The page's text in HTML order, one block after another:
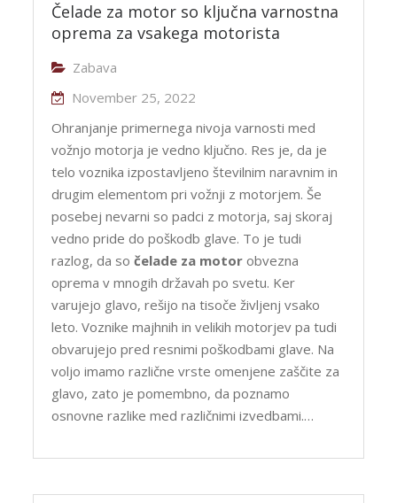
Čelade za motor so ključna varnostna
oprema za vsakega motorista
Zabava
November 25, 2022
Ohranjanje primernega nivoja varnosti med
vožnjo motorja je vedno ključno. Res je, da je
telo voznika izpostavljeno številnim naravnim in
drugim elementom pri vožnji z motorjem. Še
posebej nevarni so padci z motorja, saj skoraj
vedno pride do poškodb glave. To je tudi
razlog, da sočelade za motor obvezna
oprema v mnogih državah po svetu. Ker
varujejo glavo, rešijo na tisoče življenj vsako
leto. Voznike majhnih in velikih motorjev pa tudi
obvarujejo pred resnimi poškodbami glave. Na
voljo imamo različne vrste omenjene zaščite za
glavo, zato je pomembno, da poznamo
osnovne razlike med različnimi izvedbami.…